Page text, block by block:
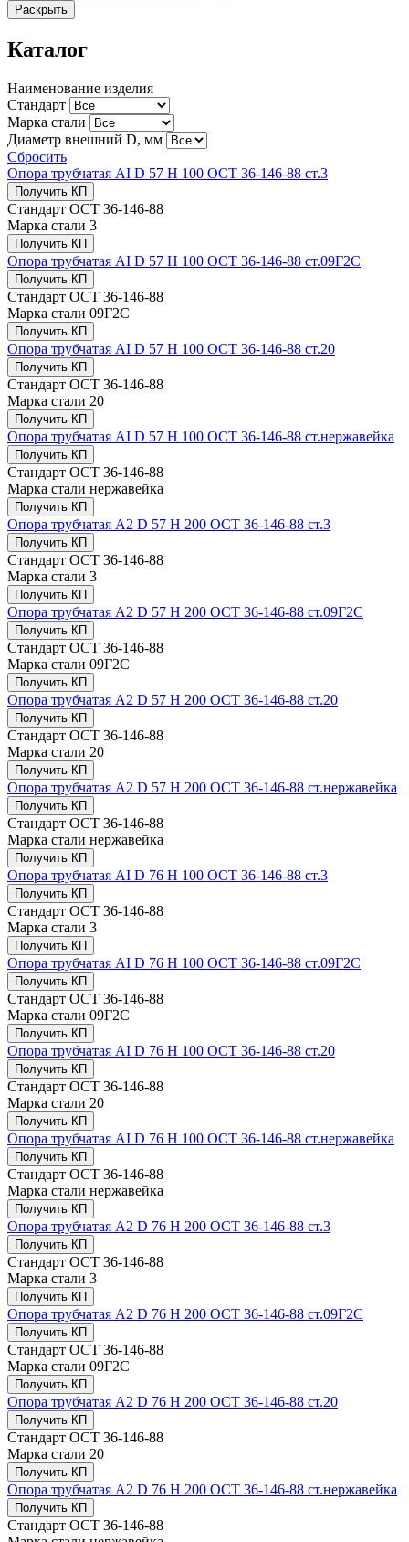
Раскрыть
Каталог
Наименование изделия
Стандарт
Марка стали
Диаметр внешний D, мм
Сбросить
Опора трубчатая AI D 57 H 100 ОСТ 36-146-88 ст.3
Получить КП
Стандарт ОСТ 36-146-88
Марка стали 3
Получить КП
Опора трубчатая AI D 57 H 100 ОСТ 36-146-88 ст.09Г2С
Получить КП
Стандарт ОСТ 36-146-88
Марка стали 09Г2С
Получить КП
Опора трубчатая AI D 57 H 100 ОСТ 36-146-88 ст.20
Получить КП
Стандарт ОСТ 36-146-88
Марка стали 20
Получить КП
Опора трубчатая AI D 57 H 100 ОСТ 36-146-88 ст.нержавейка
Получить КП
Стандарт ОСТ 36-146-88
Марка стали нержавейка
Получить КП
Опора трубчатая А2 D 57 H 200 ОСТ 36-146-88 ст.3
Получить КП
Стандарт ОСТ 36-146-88
Марка стали 3
Получить КП
Опора трубчатая А2 D 57 H 200 ОСТ 36-146-88 ст.09Г2С
Получить КП
Стандарт ОСТ 36-146-88
Марка стали 09Г2С
Получить КП
Опора трубчатая А2 D 57 H 200 ОСТ 36-146-88 ст.20
Получить КП
Стандарт ОСТ 36-146-88
Марка стали 20
Получить КП
Опора трубчатая А2 D 57 H 200 ОСТ 36-146-88 ст.нержавейка
Получить КП
Стандарт ОСТ 36-146-88
Марка стали нержавейка
Получить КП
Опора трубчатая AI D 76 H 100 ОСТ 36-146-88 ст.3
Получить КП
Стандарт ОСТ 36-146-88
Марка стали 3
Получить КП
Опора трубчатая AI D 76 H 100 ОСТ 36-146-88 ст.09Г2С
Получить КП
Стандарт ОСТ 36-146-88
Марка стали 09Г2С
Получить КП
Опора трубчатая AI D 76 H 100 ОСТ 36-146-88 ст.20
Получить КП
Стандарт ОСТ 36-146-88
Марка стали 20
Получить КП
Опора трубчатая AI D 76 H 100 ОСТ 36-146-88 ст.нержавейка
Получить КП
Стандарт ОСТ 36-146-88
Марка стали нержавейка
Получить КП
Опора трубчатая А2 D 76 H 200 ОСТ 36-146-88 ст.3
Получить КП
Стандарт ОСТ 36-146-88
Марка стали 3
Получить КП
Опора трубчатая А2 D 76 H 200 ОСТ 36-146-88 ст.09Г2С
Получить КП
Стандарт ОСТ 36-146-88
Марка стали 09Г2С
Получить КП
Опора трубчатая А2 D 76 H 200 ОСТ 36-146-88 ст.20
Получить КП
Стандарт ОСТ 36-146-88
Марка стали 20
Получить КП
Опора трубчатая А2 D 76 H 200 ОСТ 36-146-88 ст.нержавейка
Получить КП
Стандарт ОСТ 36-146-88